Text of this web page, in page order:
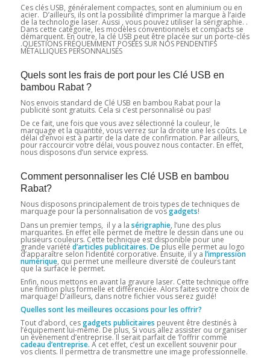
Ces clés USB, généralement compactes, sont en aluminium ou en
acier. D’ailleurs, ils ont la possibilité d’imprimer la marque à l’aide
de la technologie laser. Aussi , vous pouvez utiliser la sérigraphie. .
Dans cette catégorie, les modèles conventionnels et compacts se
démarquent. En outre, la clé USB peut être placée sur un porte-clés
.QUESTIONS FRÉQUEMMENT POSÉES SUR NOS PENDENTIFS
MÉTALLIQUES PERSONNALISÉS
Quels sont les frais de port pour les Clé USB en
bambou Rabat ?
Nos envois standard de Clé USB en bambou Rabat pour la
publicité sont gratuits. Cela si c’est personnalisé ou pas!
De ce fait, une fois que vous avez sélectionné la couleur, le
marquage et la quantité, vous verrez sur la droite une les coûts. Le
délai d’envoi est à partir de la date de confirmation. Par ailleurs,
pour raccourcir votre délai, vous pouvez nous contacter. En effet,
nous disposons d’un service express.
Comment personnaliser les Clé USB en bambou
Rabat?
Nous disposons principalement de trois types de techniques de
marquage pour la personnalisation de vosgadgets!
Dans un premier temps, il y a la sérigraphie, l’une des plus
marquantes. En effet elle permet de mettre le dessin dans une ou
plusieurs couleurs. Cette technique est disponible pour une
grande variété d’articles publicitaires. De plus elle permet au logo
d’apparaître selon l’identité corporative. Ensuite, il y a l’impression
numérique, qui permet une meilleure diversité de couleurs tant
que la surface le permet.
Enfin, nous mettons en avant la gravure laser. Cette technique offre
une finition plus formelle et différenciée. Alors faites votre choix de
marquage! D’ailleurs, dans notre fichier vous serez guidé!
Quelles sont les meilleures occasions pour les offrir?
Tout d’abord, cesgadgets publicitaires peuvent être destinés à
l’équipement lui-même. De plus, Si vous allez assister ou organiser
un événement d’entreprise. Il serait parfait de ‘l’offrir comme
cadeau d’entreprise. A cet effet, c’est un excellent souvenir pour
vos clients. Il permettra de transmettre une image professionnelle.